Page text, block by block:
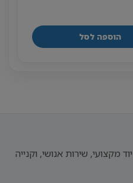
הוספה לסל
שירות אנושי, וקנייה